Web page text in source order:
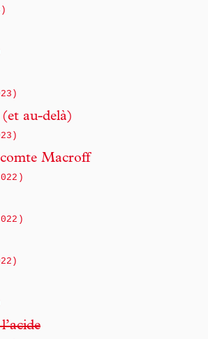
au-delà)
comte Macroff